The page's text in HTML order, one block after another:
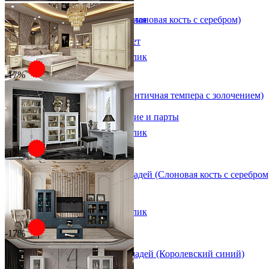
Декор в детскую
Детская Вилия-М модульная
Детские гарнитуры
Детские кровати до 3-х лет
Детские кровати от 3 лет
Комоды классические
Комоды пеленальные
Кровати домики
Полки детские
Стеллажи детские
Столы письменные детские и парты
Тумбы для детей
Шведская стенка
Шкафы детские
Ящики и короба
Спальный гарнитур Амадей (Слоновая кость с серебром)
от 410 933 ₽
от 495 100 ₽
В корзину Быстро купить в 1 клик
Спальный гарнитур Амадей (Античная темпера с золочением)
от 558 424 ₽
от 672 800 ₽
В корзину
Быстро купить в 1 клик
-17%
Набор мебели для кабинета Амадей (Слоновая кость с
от 369 516 ₽
от 445 200 ₽
В корзину Быстро купить в 1 клик
-17%
Набор мебели для гостиной Амадей (Королевский синий)
от 414 585 ₽
-17%